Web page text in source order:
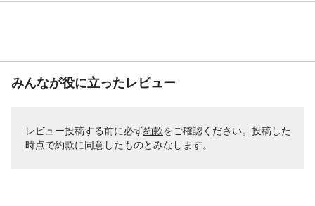
みんなが役に立ったレビュー
レビュー投稿する前に必ず約款をご確認ください。投稿した
時点で約款に同意したものとみなします。